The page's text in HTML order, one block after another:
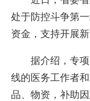
处于防控斗争第
资金，支持开展
据介绍，专项
线的医务工作者
品、物资，补助